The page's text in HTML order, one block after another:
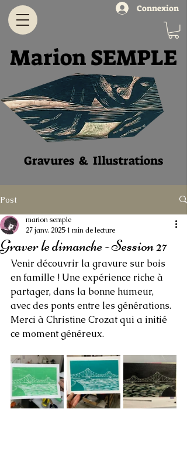
Connexion
Marion SEMPLE
Gravures & Illustrations
Post
Graver le dimanche - Session 27
marion semple
27 janv. 2025 1 min de lecture
Venir découvrir la gravure sur bois
en famille ! Une expérience riche à
partager, dans la bonne humeur,
avec des ponts entre les générations.
Merci à Christine Crozat qui a initié
ce moment généreux.